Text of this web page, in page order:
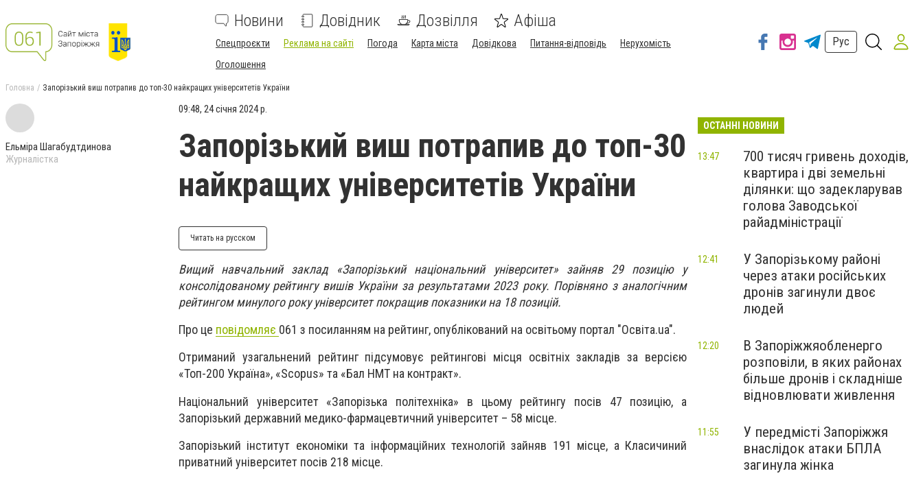
Новини Довідник Дозвілля Афіша
Спецпроєкти Реклама на сайті Погода Карта міста Довідкова Питання-відповідь
Нерухомість
Оголошення
Рус
Головна Запорізький виш потрапив до топ-30 найкращих університетів України
Ельміра Шагабудтдинова
Журналістка
09:48, 24 січня 2024 р.
Запорізький виш потрапив до топ-30
найкращих університетів України
Читать на русском
Вищий навчальний заклад «Запорізький національний університет» зайняв 29 позицію у
консолідованому рейтингу вишів України за результатами 2023 року. Порівняно з аналогічним
рейтингом минулого року університет покращив показники на 18 позицій.
Про це повідомляє 061 з посиланням на рейтинг, опублікований на освітьому портал "Освіта.ua".
Отриманий узагальнений рейтинг підсумовує рейтингові місця освітніх закладів за версією
«Топ-200 Україна», «Scopus» та «Бал НМТ на контракт».
Національний університет «Запорізька політехніка» в цьому рейтингу посів 47 позицію, а
Запорізький державний медико-фармацевтичний університет – 58 місце.
Запорізький інститут економіки та інформаційних технологій зайняв 191 місце, а Класичиний
приватний університет посів 218 місце.
ОСТАННІ НОВИНИ
700 тисяч гривень доходів,
квартира і дві земельні
ділянки: що задекларував
голова Заводської
райадміністрації
13:47
У Запорізькому районі
через атаки російських
дронів загинули двоє
людей
12:41
В Запоріжжяобленерго
розповіли, в яких районах
більше дронів і складніше
відновлювати живлення
12:20
У передмісті Запоріжжя
внаслідок атаки БПЛА
загинула жінка
11:55